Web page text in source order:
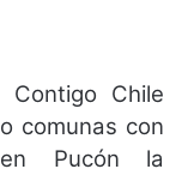
Chile
comunas con
Pucón la